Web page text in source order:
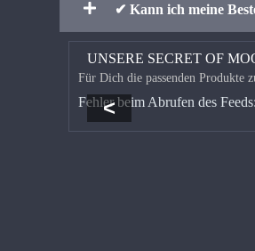
✔ Kann ich meine
UNSERE SECRET OF
Für Dich die passenden Produkte
<
Fehler beim Abrufen des